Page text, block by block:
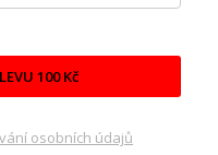
Vhodné pro všechny
Zachovává pružnost a
přirozený na dotek i na
Neviditelná ochrana –
nenarušuje vzhled materiálu.
SLEVU 100 Kč
osobních údajů